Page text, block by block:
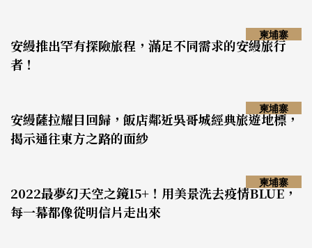
安縵推出罕有探險旅程，滿足不同需求的安縵旅行
者！
柬埔寨
安縵薩拉耀目回歸，飯店鄰近吳哥城經典旅遊地標，
揭示通往東方之路的面紗
柬埔寨
2022最夢幻天空之鏡15+！用美景洗去疫情BLUE，
每一幕都像從明信片走出來
柬埔寨